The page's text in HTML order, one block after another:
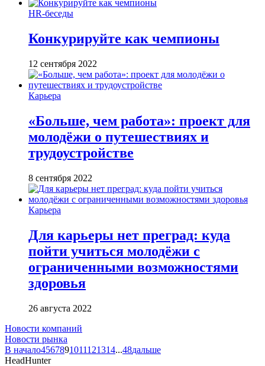
HR-беседы
Конкурируйте как чемпионы
12 сентября 2022
Карьера
«Больше, чем работа»: проект для
молодёжи о путешествиях и
трудоустройстве
8 сентября 2022
Карьера
Для карьеры нет преград: куда
пойти учиться молодёжи с
ограниченными возможностями
здоровья
26 августа 2022
Новости компаний
Новости рынка
В начало4567891011121314...48дальше
HeadHunter